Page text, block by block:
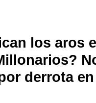
los aros
derrota en